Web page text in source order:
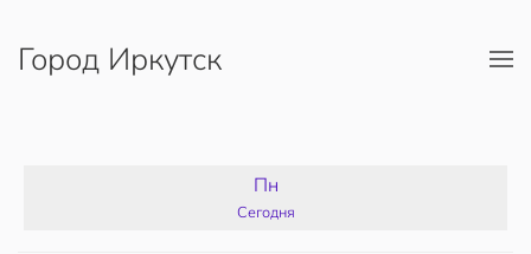
Перейти к содержимому
Город Иркутск
Пн
Сегодня